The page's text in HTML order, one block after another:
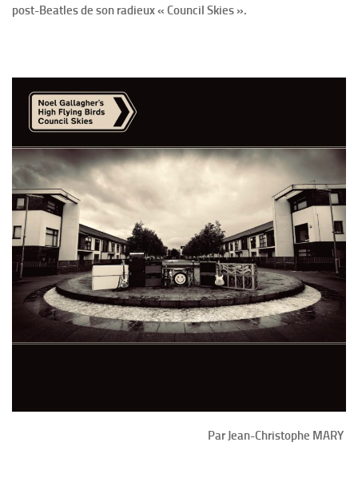
post-Beatles de son radieux « Council Skies ».
Par Jean-Christophe MARY